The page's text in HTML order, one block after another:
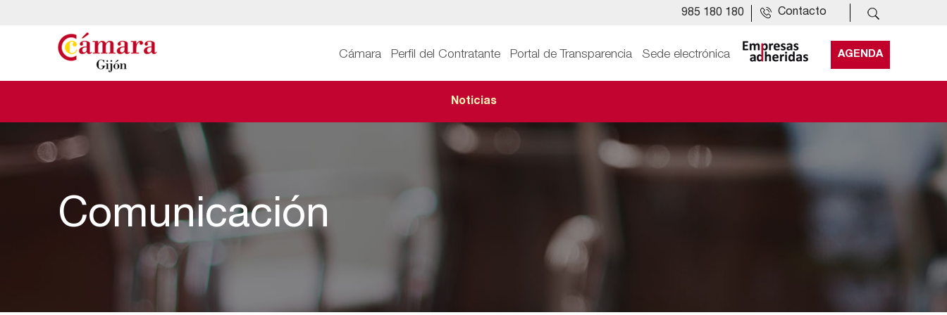
985 180 180 Contacto
Cámara Perfil del Contratante Portal de Transparencia Sede electrónica AGENDA
Noticias
Comunicación